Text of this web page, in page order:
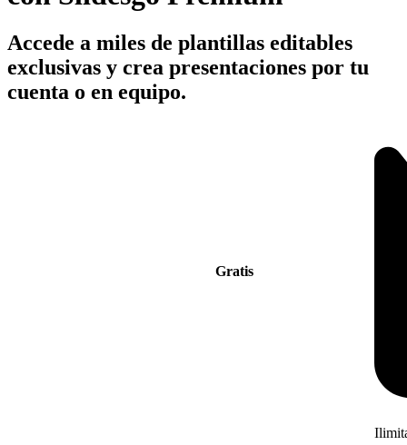
Accede a miles de plantillas editables
exclusivas y crea presentaciones por tu
cuenta o en equipo.
Gratis